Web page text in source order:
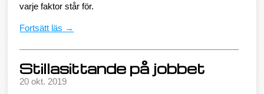
varje faktor står för.
Fortsätt läs →
Stillasittande på jobbet
20 okt. 2019